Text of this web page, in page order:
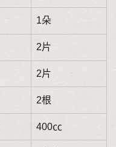
1朵
2片
2片
2根
400㏄